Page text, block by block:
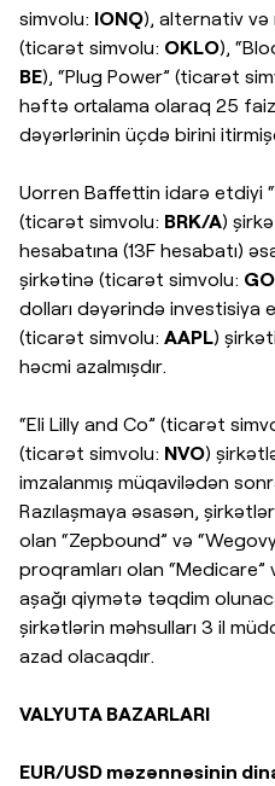
simvolu: IONQ), alternativ və
(ticarət simvolu: OKLO),
BE), “Plug Power” (ticarət
həftə ortalama olaraq 25
dəyərlərinin üçdə birini
Uorren Baffettin idarə etdiyi
(ticarət simvolu: BRK/A)
hesabatına (13F hesabatı)
şirkətinə (ticarət simvolu:
dolları dəyərində investisiya
(ticarət simvolu: AAPL)
həcmi azalmışdır.
“Eli Lilly and Co” (ticarət
(ticarət simvolu: NVO)
imzalanmış müqavilədən
Razılaşmaya əsasən,
olan “Zepbound” və
proqramları olan
aşağı qiymətə təqdim
şirkətlərin məhsulları 3 il
azad olacaqdır.
VALYUTA BAZARLARI
EUR/USD məzənnəsinin